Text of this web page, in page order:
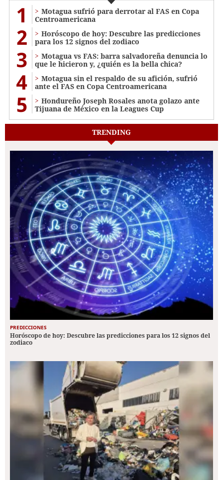
1
Motagua sufrió para derrotar al FAS en Copa
Centroamericana
2
Horóscopo de hoy: Descubre las predicciones
para los 12 signos del zodiaco
3
Motagua vs FAS: barra salvadoreña denuncia lo
que le hicieron y, ¿quién es la bella chica?
4
Motagua sin el respaldo de su afición, sufrió
ante el FAS en Copa Centroamericana
5
Hondureño Joseph Rosales anota golazo ante
Tijuana de México en la Leagues Cup
TRENDING
PREDICCIONES
Horóscopo de hoy: Descubre las predicciones para los 12 signos del
zodiaco